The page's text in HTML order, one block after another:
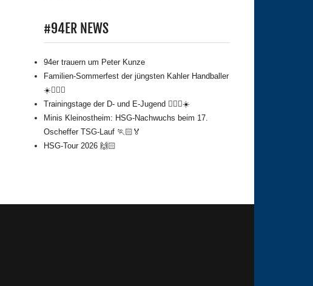
#94ER NEWS
94er trauern um Peter Kunze
Familien-Sommerfest der jüngsten Kahler Handballer
☀️🤾🏻‍♂️
Trainingstage der D- und E-Jugend 🤾🏻‍♂️☀️
Minis Kleinostheim: HSG-Nachwuchs beim 17.
Oscheffer TSG-Lauf 🏃🏻🏅
HSG-Tour 2026 🙌🏻